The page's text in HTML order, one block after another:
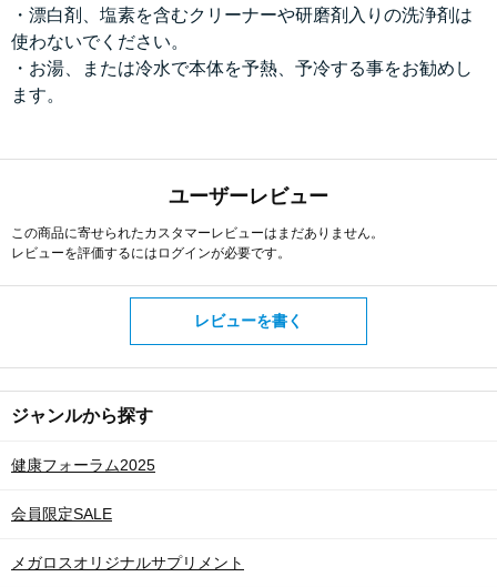
・漂白剤、塩素を含むクリーナーや研磨剤入りの洗浄剤は
使わないでください。
・お湯、または冷水で本体を予熱、予冷する事をお勧めし
ます。
ユーザーレビュー
この商品に寄せられたカスタマーレビューはまだありません。
レビューを評価するには ログインが必要です。
レビューを書く
ジャンルから探す
健康フォーラム2025
会員限定SALE
メガロスオリジナルサプリメント